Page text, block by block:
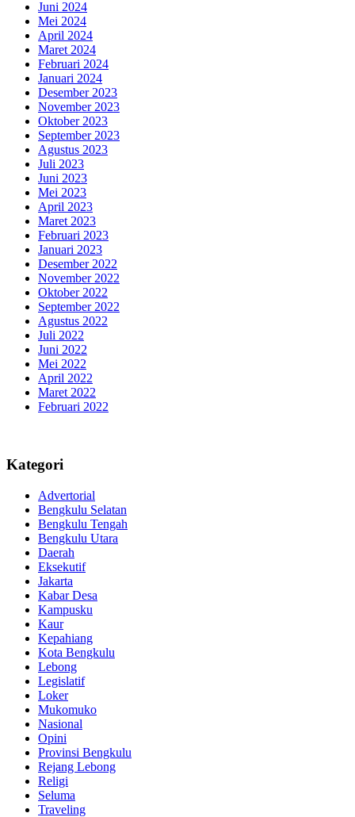
Juni 2024
Mei 2024
April 2024
Maret 2024
Februari 2024
Januari 2024
Desember 2023
November 2023
Oktober 2023
September 2023
Agustus 2023
Juli 2023
Juni 2023
Mei 2023
April 2023
Maret 2023
Februari 2023
Januari 2023
Desember 2022
November 2022
Oktober 2022
September 2022
Agustus 2022
Juli 2022
Juni 2022
Mei 2022
April 2022
Maret 2022
Februari 2022
Kategori
Advertorial
Bengkulu Selatan
Bengkulu Tengah
Bengkulu Utara
Daerah
Eksekutif
Jakarta
Kabar Desa
Kampusku
Kaur
Kepahiang
Kota Bengkulu
Lebong
Legislatif
Loker
Mukomuko
Nasional
Opini
Provinsi Bengkulu
Rejang Lebong
Religi
Seluma
Traveling